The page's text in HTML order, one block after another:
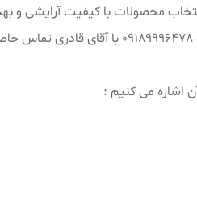
به دلیل تجربه در انتخاب محصولات با
اشاره می کنیم :